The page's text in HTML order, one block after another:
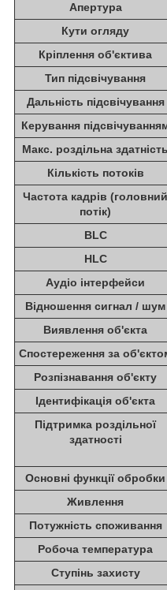
Апертура
Кути огляду
Кріплення об'єктива
Тип підсвічування
Дальність підсвічування
Керування
Макс. роздільна здатність
Кількість потоків
Частота кадрів (головний
потік)
BLC
HLC
Аудіо інтерфейси
Відношення сигнал / шум
Виявлення об'єкта
Спостереження за
Розпізнавання об'єкту
Ідентифікація об'єкта
Підтримка роздільної
здатності
Основні функції обробки
Живлення
Потужність споживання
Робоча температура
Ступінь захисту